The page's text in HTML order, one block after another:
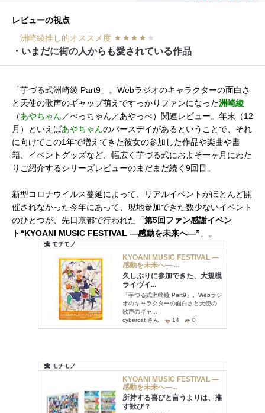
レビューの視点
洲崎綾推し的オススメ度
・いまだに街の人からも愛されている作品
「芋づる式洲崎綾 Part9」。Webラジオのキャラクターの面白さ
と天使の歌声のギャップ萌えですっかりファンになった洲崎綾
（あやちゃん ／ぺっちゃん／あやっぺ）関連レビュー。年末（12
月）といえばあやちゃんのバースデイがあるということで、それ
に向けてこの1年で増えてきた彼女の参加した作品や楽曲や書
籍、イベントグッズなど、幅広く芋づる式におよそ一ヶ月にわた
りご紹介するシリーズレビューのまだまだ続く9回目。
新型コロナウイルス蔓延によって、リアルイベントがほとんど開
催されなかった今年にあって、現地参加できた数少ないイベント
のひとつが、先日京都で行われた「第5回ファン感謝イベン
ト“KYOANI MUSIC FESTIVAL ―感動を未来へ―” 」。